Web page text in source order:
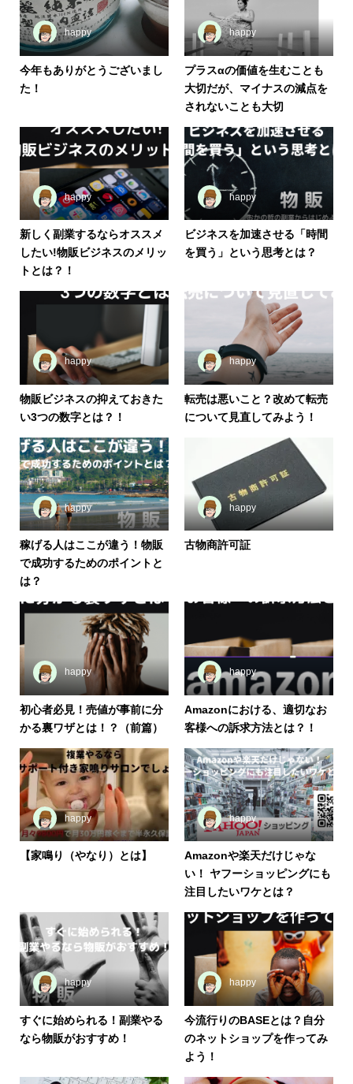
happy
今年もありがとうございまし
た！
happy
プラスαの価値を生むことも
大切だが、マイナスの減点を
されないことも大切
happy
新しく副業するならオススメ
したい!物販ビジネスのメリッ
トとは？！
happy
ビジネスを加速させる「時間
を買う」という思考とは？
happy
物販ビジネスの抑えておきた
い3つの数字とは？！
happy
転売は悪いこと？改めて転売
について見直してみよう！
happy
稼げる人はここが違う！物販
で成功するためのポイントと
は？
happy
古物商許可証
happy
初心者必見！売値が事前に分
かる裏ワザとは！？（前篇）
happy
Amazonにおける、適切なお
客様への訴求方法とは？！
happy
【家鳴り（やなり）とは】
happy
Amazonや楽天だけじゃな
い！ ヤフーショッピングにも
注目したいワケとは？
happy
すぐに始められる！副業やる
なら物販がおすすめ！
happy
今流行りのBASEとは？自分
のネットショップを作ってみ
よう！